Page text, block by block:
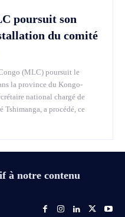
poursuit son
du comité
(MLC) poursuit le
la province du Kongo-
national chargé de
a procédé, ce
à notre contenu